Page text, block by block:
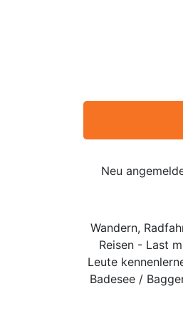
Neu
Wandern,
Reisen - Last
Leute
Badesee /